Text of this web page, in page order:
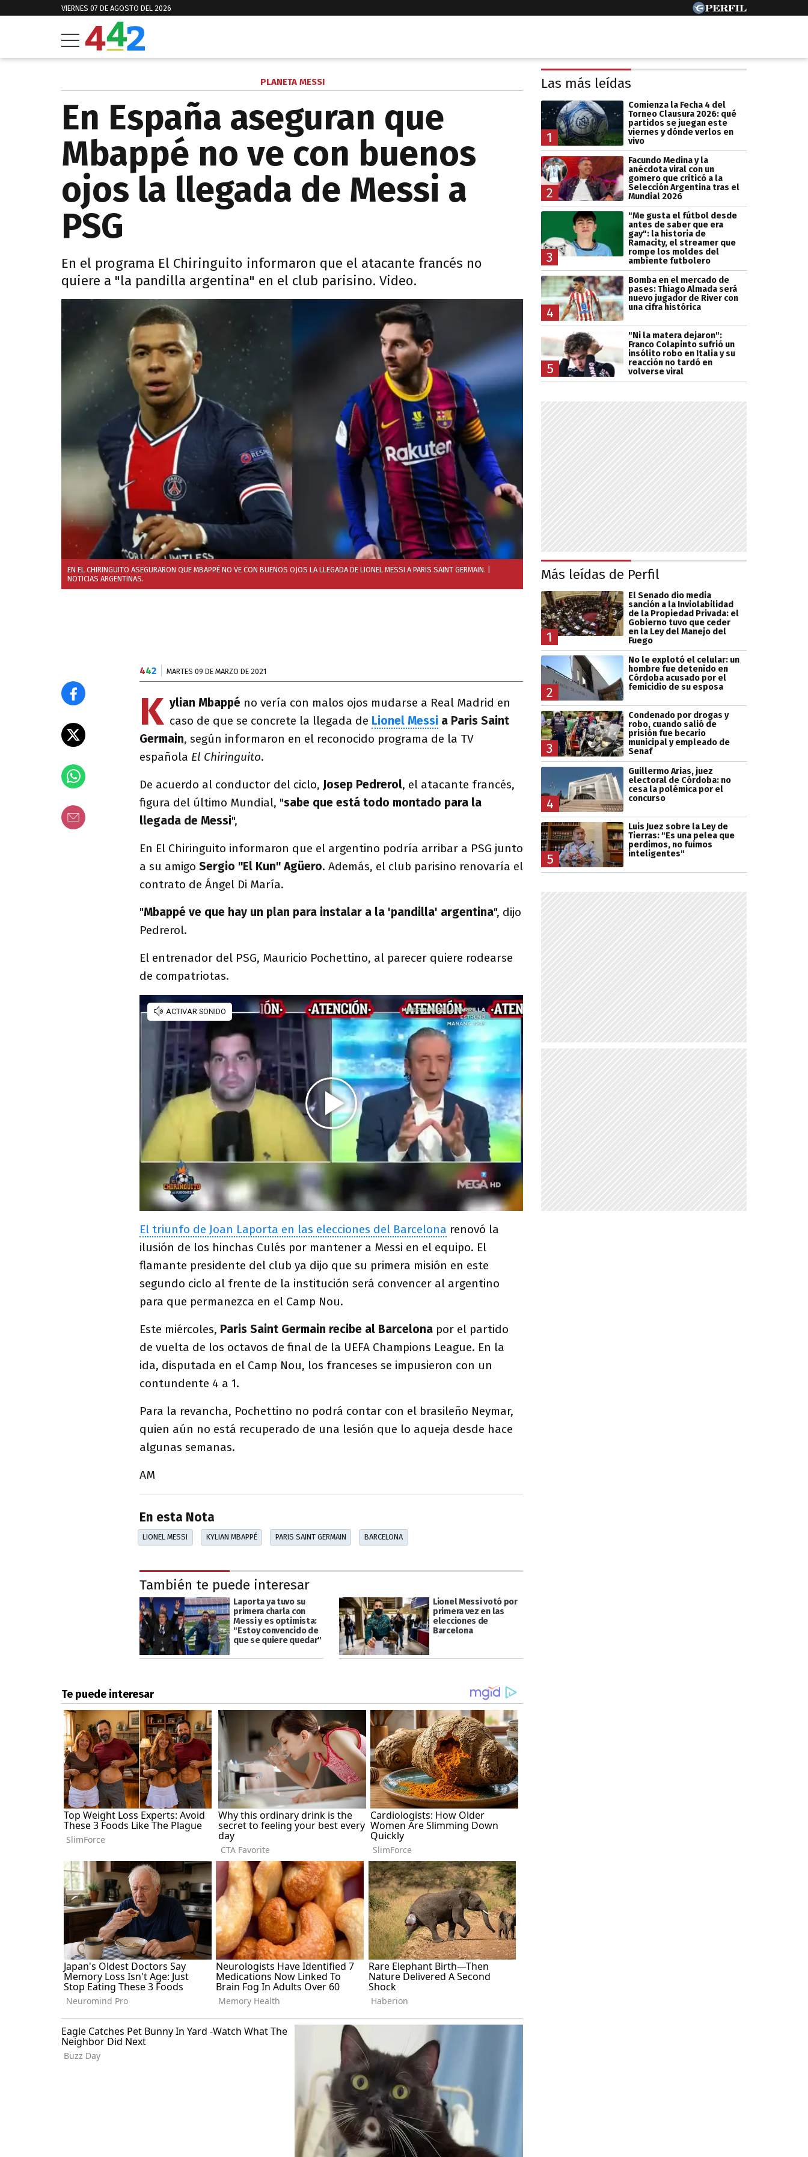
VIERNES 07 DE AGOSTO DEL 2026
PLANETA MESSI
En España aseguran que
Mbappé no ve con buenos
ojos la llegada de Messi a
PSG
En el programa El Chiringuito informaron que el atacante francés no
quiere a "la pandilla argentina" en el club parisino. Video.
EN EL CHIRINGUITO ASEGURARON QUE MBAPPÉ NO VE CON BUENOS OJOS LA LLEGADA DE LIONEL MESSI A PARIS SAINT GERMAIN.
NOTICIAS ARGENTINAS.
442 MARTES 09 DE MARZO DE 2021
K ylian Mbappé no vería con malos ojos mudarse a Real Madrid en
caso de que se concrete la llegada de Lionel Messi a Paris Saint
Germain, según informaron en el reconocido programa de la TV
española El Chiringuito.
De acuerdo al conductor del ciclo, Josep Pedrerol, el atacante francés,
figura del último Mundial, "sabe que está todo montado para la
llegada de Messi",
En El Chiringuito informaron que el argentino podría arribar a PSG junto
a su amigo Sergio "El Kun" Agüero. Además, el club parisino renovaría el
contrato de Ángel Di María.
"Mbappé ve que hay un plan para instalar a la 'pandilla' argentina", dijo
Pedrerol.
El entrenador del PSG, Mauricio Pochettino, al parecer quiere rodearse
de compatriotas.
El triunfo de Joan Laporta en las elecciones del Barcelona renovó la
ilusión de los hinchas Culés por mantener a Messi en el equipo. El
flamante presidente del club ya dijo que su primera misión en este
segundo ciclo al frente de la institución será convencer al argentino
para que permanezca en el Camp Nou.
Este miércoles, Paris Saint Germain recibe al Barcelona por el partido
de vuelta de los octavos de final de la UEFA Champions League. En la
ida, disputada en el Camp Nou, los franceses se impusieron con un
contundente 4 a 1.
Para la revancha, Pochettino no podrá contar con el brasileño Neymar,
quien aún no está recuperado de una lesión que lo aqueja desde hace
algunas semanas.
AM
En esta Nota
LIONEL MESSI KYLIAN MBAPPÉ PARIS SAINT GERMAIN BARCELONA
También te puede interesar
Laporta ya tuvo su
primera charla con
Messi y es optimista:
"Estoy convencido de
que se quiere quedar"
Lionel Messi votó por
primera vez en las
elecciones de
Barcelona
Las más leídas
1
Comienza la Fecha 4 del
Torneo Clausura 2026: qué
partidos se juegan este
viernes y dónde verlos en
vivo
2
Facundo Medina y la
anécdota viral con un
gomero que criticó a la
Selección Argentina tras el
Mundial 2026
3
"Me gusta el fútbol desde
antes de saber que era
gay": la historia de
Ramacity, el streamer que
rompe los moldes del
ambiente futbolero
4
Bomba en el mercado de
pases: Thiago Almada será
nuevo jugador de River con
una cifra histórica
5
"Ni la matera dejaron":
Franco Colapinto sufrió un
insólito robo en Italia y su
reacción no tardó en
volverse viral
Más leídas de Perfil
1
El Senado dio media
sanción a la Inviolabilidad
de la Propiedad Privada: el
Gobierno tuvo que ceder
en la Ley del Manejo del
Fuego
2
No le explotó el celular: un
hombre fue detenido en
Córdoba acusado por el
femicidio de su esposa
3
Condenado por drogas y
robo, cuando salió de
prisión fue becario
municipal y empleado de
Senaf
4
Guillermo Arias, juez
electoral de Córdoba: no
cesa la polémica por el
concurso
5
Luis Juez sobre la Ley de
Tierras: "Es una pelea que
perdimos, no fuimos
inteligentes"